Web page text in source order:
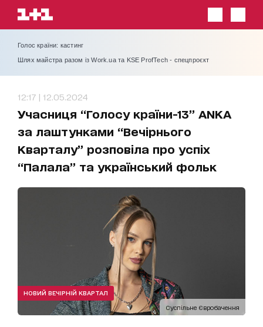
Голос країни: кастинг
Шлях майстра разом із Work.ua та KSE ProfTech - спецпроєкт
12:17 | 12.05.2024
Учасниця “Голосу країни-13” ANKA
за лаштунками “Вечірнього
Кварталу” розповіла про успіх
“Палала” та український фольк
Суспільне Євробачення
НОВИЙ ВЕЧІРНІЙ КВАРТАЛ